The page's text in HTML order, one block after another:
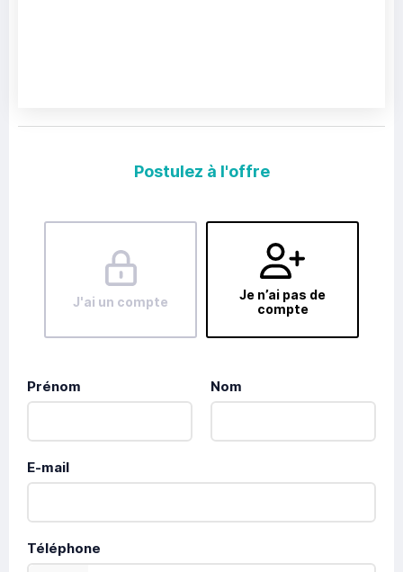
Postulez à l'offre
J'ai un compte
Je n’ai pas de
compte
Prénom Nom
E-mail
Téléphone